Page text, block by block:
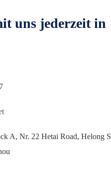
uns jederzeit in
A, Nr. 22 Hetai Road, Helong